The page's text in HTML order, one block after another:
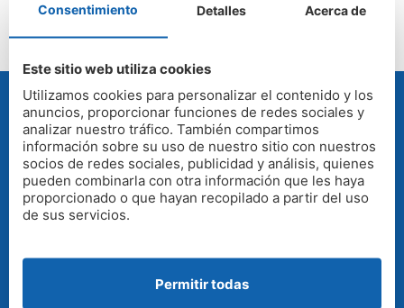
PRESUPUESTO GRATUITO
Gratis y sin compromiso. Nuestros técnicos
visitan su vivienda o empresa para evaluar el
Consentimiento Detalles Acerca de
Este sitio web utiliza cookies
Utilizamos cookies para personalizar el contenido y los
anuncios, proporcionar funciones de redes sociales y
analizar nuestro tráfico. También compartimos
información sobre su uso de nuestro sitio con nuestros
socios de redes sociales, publicidad y análisis, quienes
pueden combinarla con otra información que les haya
proporcionado o que hayan recopilado a partir del uso
de sus servicios.
Permitir todas